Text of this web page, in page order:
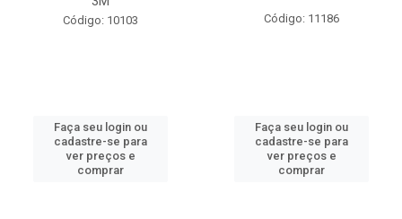
Código: 10103
Faça seu login ou
cadastre-se para
ver preços e
comprar
Código: 11186
Faça seu login ou
cadastre-se para
ver preços e
comprar